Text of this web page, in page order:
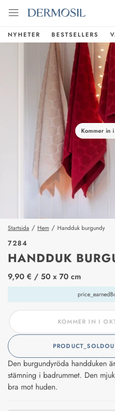
NYHETER BESTSELLERS
Kommer in
Startsida / Hem / Handduk burgundy
7284
HANDDUK
price_label
9,90 € / 50 x 70 cm
KOMMER IN I
Den burgundyröda handduken
stämning i badrummet. Den
bra mot huden.